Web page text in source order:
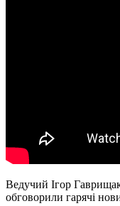
Ведучий Ігор
обговорили гарячі